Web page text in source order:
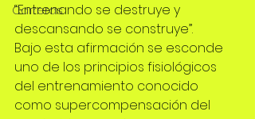
Carreras
“Entrenando se destruye y
descansando se construye”.
Bajo esta afirmación se esconde
uno de los principios fisiológicos
del entrenamiento conocido
como supercompensación del